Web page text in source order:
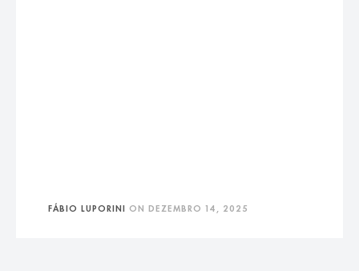
FÁBIO LUPORINI ON DEZEMBRO 14, 2025